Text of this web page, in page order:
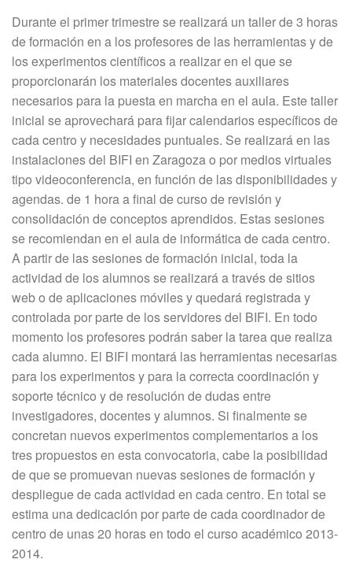
Durante el primer trimestre se realizará un taller de 3 horas
de formación en a los profesores de las herramientas y de
los experimentos científicos a realizar en el que se
proporcionarán los materiales docentes auxiliares
necesarios para la puesta en marcha en el aula. Este taller
inicial se aprovechará para fijar calendarios específicos de
cada centro y necesidades puntuales. Se realizará en las
instalaciones del BIFI en Zaragoza o por medios virtuales
tipo videoconferencia, en función de las disponibilidades y
agendas. de 1 hora a final de curso de revisión y
consolidación de conceptos aprendidos. Estas sesiones
se recomiendan en el aula de informática de cada centro.
A partir de las sesiones de formación inicial, toda la
actividad de los alumnos se realizará a través de sitios
web o de aplicaciones móviles y quedará registrada y
controlada por parte de los servidores del BIFI. En todo
momento los profesores podrán saber la tarea que realiza
cada alumno. El BIFI montará las herramientas necesarias
para los experimentos y para la correcta coordinación y
soporte técnico y de resolución de dudas entre
investigadores, docentes y alumnos. Si finalmente se
concretan nuevos experimentos complementarios a los
tres propuestos en esta convocatoria, cabe la posibilidad
de que se promuevan nuevas sesiones de formación y
despliegue de cada actividad en cada centro. En total se
estima una dedicación por parte de cada coordinador de
centro de unas 20 horas en todo el curso académico 2013-
2014.